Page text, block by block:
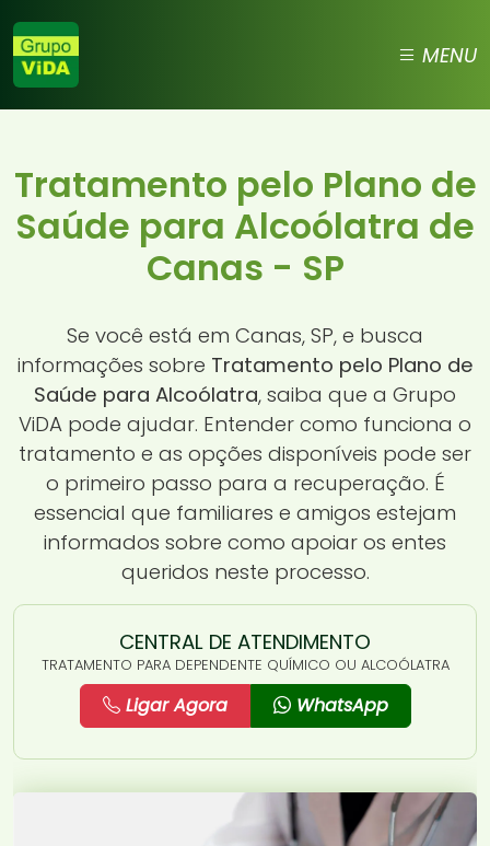
MENU
Tratamento pelo Plano de
Saúde para Alcoólatra de
Canas - SP
Se você está em Canas, SP, e busca
informações sobre Tratamento pelo Plano de
Saúde para Alcoólatra, saiba que a Grupo
ViDA pode ajudar. Entender como funciona o
tratamento e as opções disponíveis pode ser
o primeiro passo para a recuperação. É
essencial que familiares e amigos estejam
informados sobre como apoiar os entes
queridos neste processo.
CENTRAL DE ATENDIMENTO
TRATAMENTO PARA DEPENDENTE QUÍMICO OU ALCOÓLATRA
Ligar Agora WhatsApp